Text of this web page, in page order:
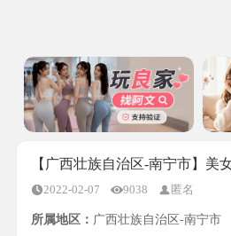
【广西壮族自治区-南宁市】美
2022-02-07 9038 匿名
所属地区： 广西壮族自治区-南宁市